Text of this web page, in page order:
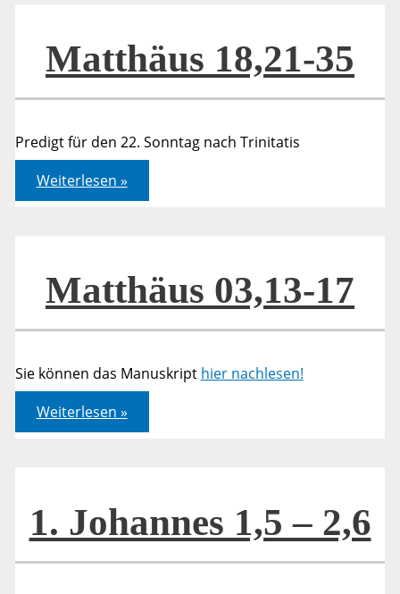
Matthäus 18,21-35
Predigt für den 22. Sonntag nach Trinitatis
Matthäus
18,21-
35
Weiterlesen »
Matthäus 03,13-17
Sie können das Manuskript hier nachlesen!
Matthäus
03,13-
17
Weiterlesen »
1. Johannes 1,5 – 2,6